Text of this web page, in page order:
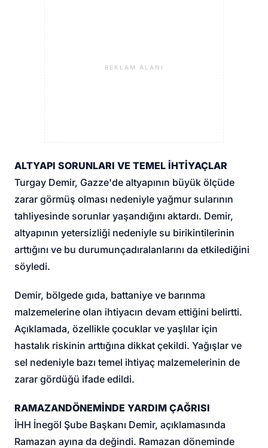
REKLAM ALANI
ALTYAPI SORUNLARI VE TEMEL İHTİYAÇLAR
Turgay Demir, Gazze'de altyapının büyük ölçüde
zarar görmüş olması nedeniyle yağmur sularının
tahliyesinde sorunlar yaşandığını aktardı. Demir,
altyapının yetersizliği nedeniyle su birikintilerinin
arttığını ve bu durumunçadıralanlarını da etkilediğini
söyledi.
Demir, bölgede gıda, battaniye ve barınma
malzemelerine olan ihtiyacın devam ettiğini belirtti.
Açıklamada, özellikle çocuklar ve yaşlılar için
hastalık riskinin arttığına dikkat çekildi. Yağışlar ve
sel nedeniyle bazı temel ihtiyaç malzemelerinin de
zarar gördüğü ifade edildi.
RAMAZANDÖNEMİNDE YARDIM ÇAĞRISI
İHH İnegöl Şube Başkanı Demir, açıklamasında
Ramazan ayına da değindi. Ramazan döneminde